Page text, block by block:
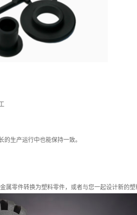
的生产运行中也能保持一致。
属零件转换为塑料零件，或者与您一起设计新的